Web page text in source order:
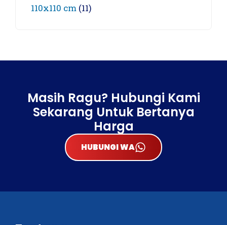
110x110 cm (11)
Masih Ragu? Hubungi Kami
Sekarang Untuk Bertanya
Harga
HUBUNGI WA